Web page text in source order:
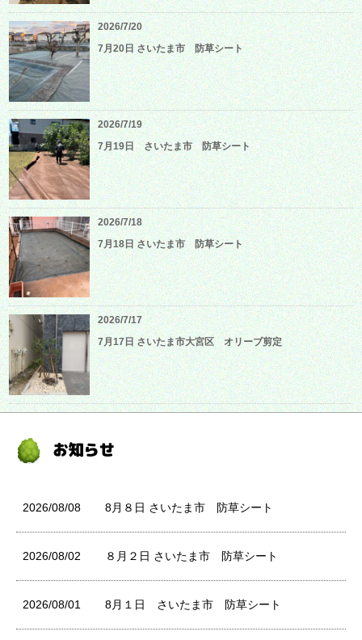
2026/7/20
7月20日 さいたま市 防草シート
2026/7/19
7月19日 さいたま市 防草シート
2026/7/18
7月18日 さいたま市 防草シート
2026/7/17
7月17日 さいたま市大宮区 オリーブ剪定
2026/08/08 8月８日 さいたま市 防草シート
2026/08/02 ８月２日 さいたま市 防草シート
2026/08/01 8月１日 さいたま市 防草シート